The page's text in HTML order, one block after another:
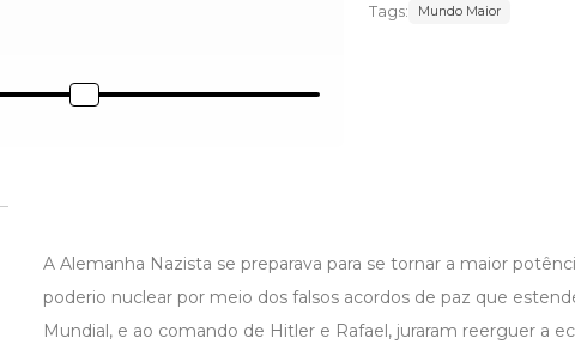
Tags: Mundo Maior
A Alemanha Nazista se preparava para se tornar a maior
poderio nuclear por meio dos falsos acordos de paz que
Mundial, e ao comando de Hitler e Rafael, juraram reerguer a